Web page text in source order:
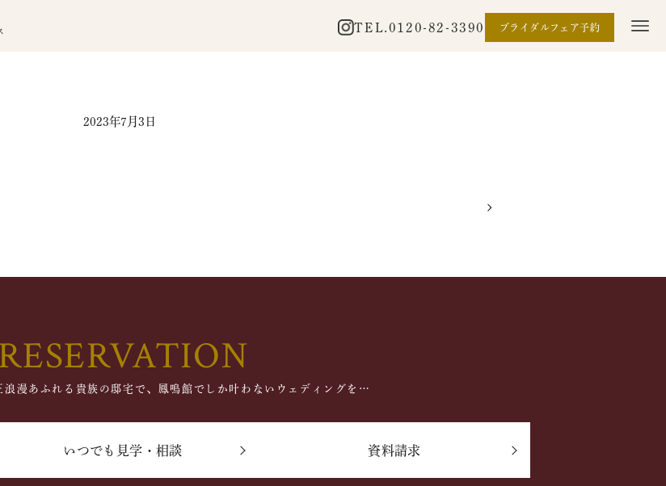
TEL. 0120-82-3390 ブライダルフェア予約
2023年7月3日
RESERVATION
浪漫あふれる貴族の邸宅で、鳳鳴館でしか叶わないウェディングを…
いつでも見学・相談 資料請求